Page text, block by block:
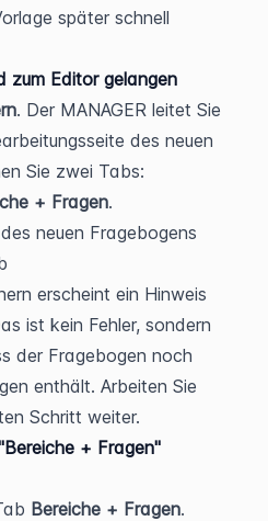
später schnell
zum Editor gelangen
. Der MANAGER leitet Sie
des neuen
+ Fragen.
erscheint ein Hinweis
ist kein Fehler, sondern
der Fragebogen noch
enthält. Arbeiten Sie
Schritt weiter.
+ Fragen"
Bereiche + Fragen.